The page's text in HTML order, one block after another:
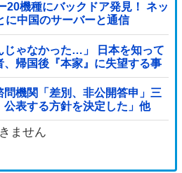
20機種にバックドア発見！ ネッ
に中国のサーバーと通信
じゃなかった…」 日本を知って
、帰国後『本家』に失望する事
問機関「差別、非公開答申」三
表する方針を決定した」他
ません